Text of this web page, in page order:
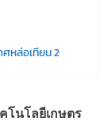
หล่อเทียน 2
โนโลยีเกษตร